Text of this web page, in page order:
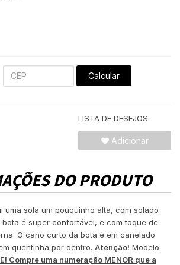
Calcular
LISTA DE DESEJOS
Adicionar
DO PRODUTO
uma sola um pouquinho alta, com solado
é super confortável, e com toque de
O cano curto da bota é em canelado
quentinha por dentro. Atenção! Modelo
Compre uma numeração MENOR que a